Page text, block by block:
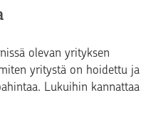
olevan yrityksen
yritystä on hoidettu ja
Lukuihin kannattaa